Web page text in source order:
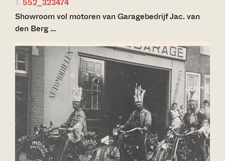
1. 552_323474
Showroom vol motoren van Garagebedrijf Jac. van
den Berg …